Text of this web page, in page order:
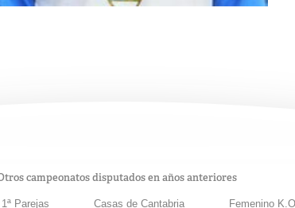
campeonatos disputados en años anteriores
Parejas Casas de Cantabria Femenino